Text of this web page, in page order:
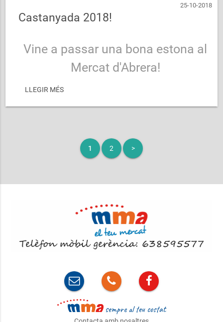
25-10-2018
Castanyada 2018!
Vine a passar una bona estona al
Mercat d'Abrera!
CASTANYADA 2018
LLEGIR MÉS
1 2 >
sempre al teu costat